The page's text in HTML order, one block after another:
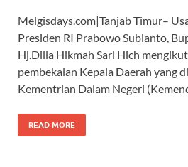
e
b
o
o
k
at
s
A
p
p
e
gr
a
m
itt
er
e
a
ds
Melgisdays.com|Tanjab Timur–
Presiden RI Prabowo Subianto,
Hj.Dilla Hikmah Sari Hich
pembekalan Kepala Daerah yang
Kementrian Dalam Negeri
READ MORE